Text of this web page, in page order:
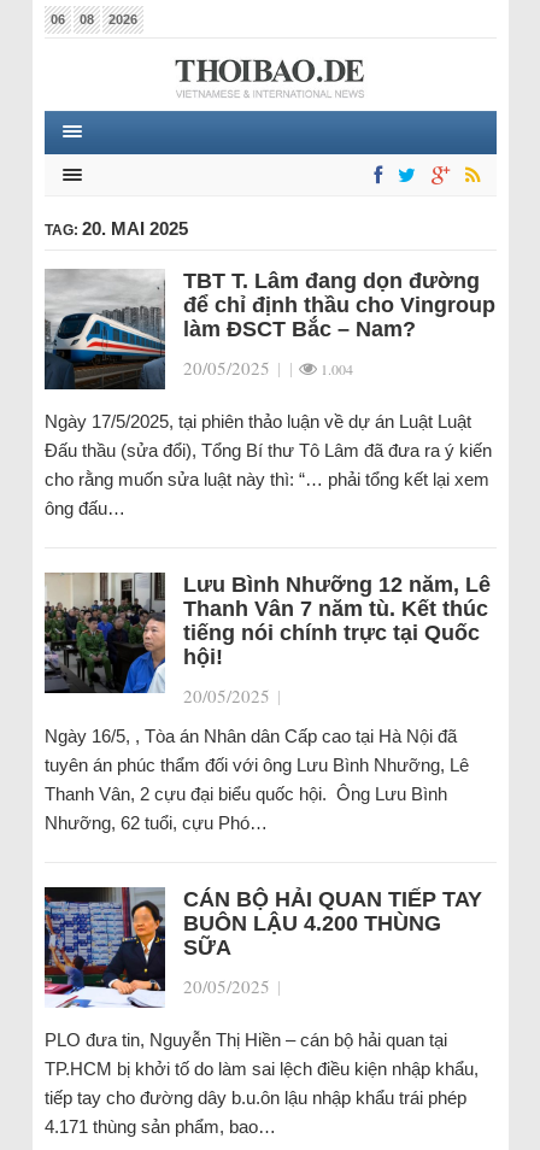
06 08 2026
TAG: 20. MAI 2025
TBT T. Lâm đang dọn đường
để chỉ định thầu cho Vingroup
làm ĐSCT Bắc – Nam?
20/05/2025 | | 1.004
Ngày 17/5/2025, tại phiên thảo luận về dự án Luật Luật
Đấu thầu (sửa đổi), Tổng Bí thư Tô Lâm đã đưa ra ý kiến
cho rằng muốn sửa luật này thì: “… phải tổng kết lại xem
ông đấu…
Lưu Bình Nhưỡng 12 năm, Lê
Thanh Vân 7 năm tù. Kết thúc
tiếng nói chính trực tại Quốc
hội!
20/05/2025 |
Ngày 16/5, , Tòa án Nhân dân Cấp cao tại Hà Nội đã
tuyên án phúc thẩm đối với ông Lưu Bình Nhưỡng, Lê
Thanh Vân, 2 cựu đại biểu quốc hội. Ông Lưu Bình
Nhưỡng, 62 tuổi, cựu Phó…
CÁN BỘ HẢI QUAN TIẾP TAY
BUÔN LẬU 4.200 THÙNG
SỮA
20/05/2025 |
PLO đưa tin, Nguyễn Thị Hiền – cán bộ hải quan tại
TP.HCM bị khởi tố do làm sai lệch điều kiện nhập khẩu,
tiếp tay cho đường dây b.u.ôn lậu nhập khẩu trái phép
4.171 thùng sản phẩm, bao…